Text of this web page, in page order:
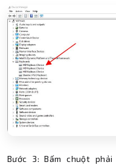
Bước 3: Bấm chuột